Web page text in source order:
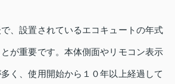
、設置されているエコキュートの年式
が重要です。本体側面やリモコン表示
く、使用開始から１０年以上経過して